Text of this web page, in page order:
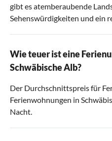
gibt es atemberaubende
Sehenswürdigkeiten und ein
Wie teuer ist eine
Schwäbische Alb?
Der Durchschnittspreis für
Ferienwohnungen in
Nacht.